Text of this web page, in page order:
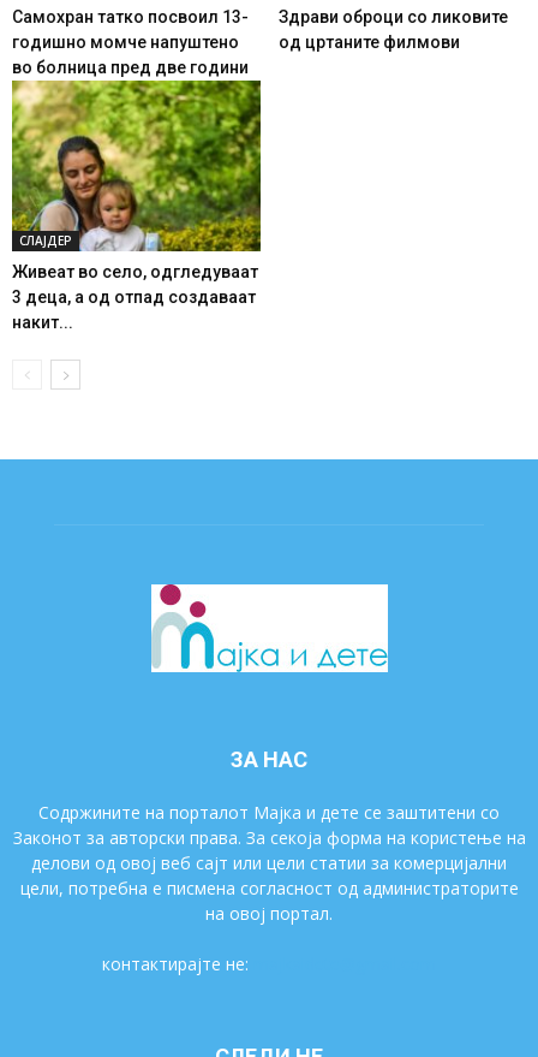
Самохран татко посвоил 13-
годишно момче напуштено
во болница пред две години
Здрави оброци со ликовите
од цртаните филмови
СЛАЈДЕР
Живеат во село, одгледуваат
3 деца, а од отпад создаваат
накит...
ЗА НАС
Содржините на порталот Мајка и дете се заштитени со
Законот за авторски права. За секоја форма на користење на
делови од овој веб сајт или цели статии за комерцијални
цели, потребна е писмена согласност од администраторите
на овој портал.
контактирајте не: